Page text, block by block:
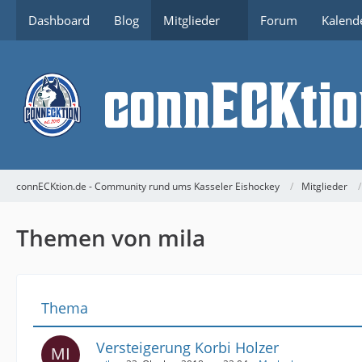
Dashboard Blog Mitglieder Forum
connECKtion.de - Community rund ums Kasseler Eishockey Mitglieder
Themen von mila
Thema
Versteigerung Korbi Holzer